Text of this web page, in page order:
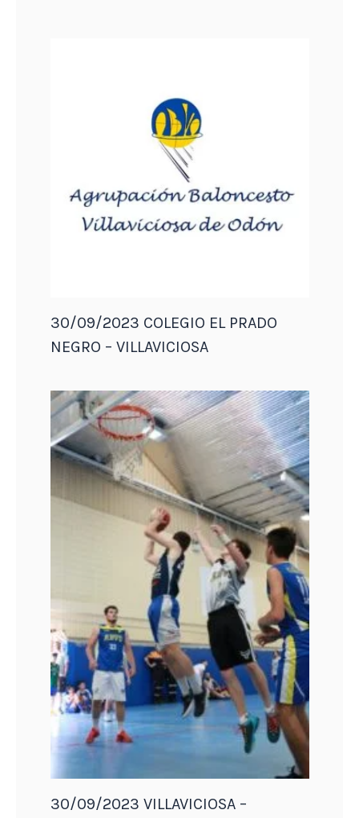
30/09/2023 COLEGIO EL PRADO
NEGRO – VILLAVICIOSA
30/09/2023 VILLAVICIOSA –